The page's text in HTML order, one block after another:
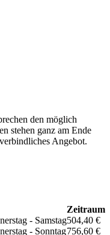
den möglich
stehen ganz am Ende
Angebot.
Zeitraum
- Samstag504,40 €
- Sonntag756,60 €